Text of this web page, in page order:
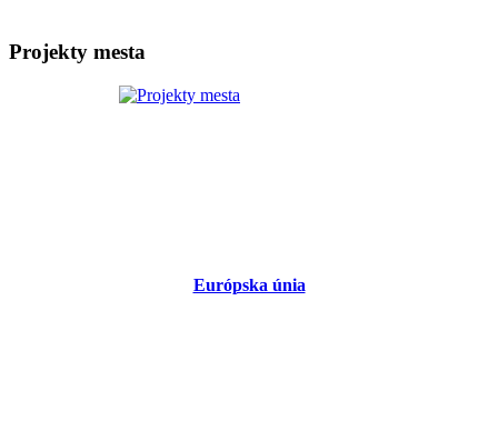
Projekty mesta
Európska únia